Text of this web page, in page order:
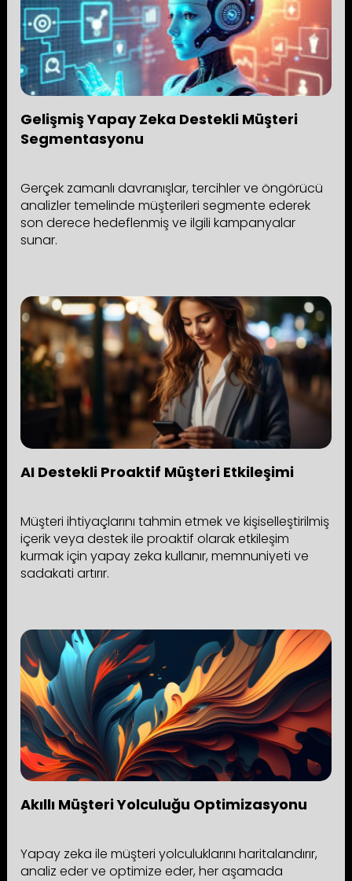
Gelişmiş Yapay Zeka Destekli Müşteri
Segmentasyonu
Gerçek zamanlı davranışlar, tercihler ve öngörücü
analizler temelinde müşterileri segmente ederek
son derece hedeflenmiş ve ilgili kampanyalar
sunar.
AI Destekli Proaktif Müşteri Etkileşimi
Müşteri ihtiyaçlarını tahmin etmek ve kişiselleştirilmiş
içerik veya destek ile proaktif olarak etkileşim
kurmak için yapay zeka kullanır, memnuniyeti ve
sadakati artırır.
Akıllı Müşteri Yolculuğu Optimizasyonu
Yapay zeka ile müşteri yolculuklarını haritalandırır,
analiz eder ve optimize eder, her aşamada